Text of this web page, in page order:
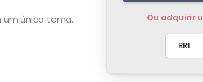
único tema.
Ou adquirir